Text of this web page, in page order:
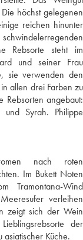
höchst gelegenen
reichen hinunter
Rebsorte steht im
und seiner Frau
sie verwenden den
allen drei Farben zu
Rebsorten angebaut:
und Syrah. Philippe
nach roten
Im Bukett Noten
Tramontana-Wind
verleihen
zeigt sich der Wein
der
asiatischer Küche.